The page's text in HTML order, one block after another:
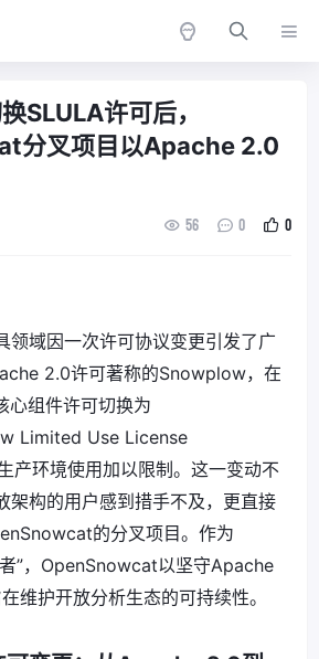
SLULA许可后，
分叉项目以Apache 2.0
56 0 0
领域因一次许可协议变更引发了广
2.0许可著称的Snowplow，在
心组件许可切换为
Limited Use License
产环境使用加以限制。这一变动不
架构的用户感到措手不及，更直接
的分叉项目。作为
”，OpenSnowcat以坚守Apache
维护开放分析生态的可持续性。